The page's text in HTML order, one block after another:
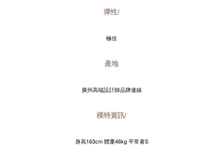
彈性/
極佳
產地
廣州高端設計師品牌連線
模特資訊/
身高163cm 體重46kg 平常著S